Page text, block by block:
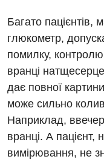
Дитяча
Дитяча урологія
Дитяча хірургія
Педіатрія
Багато пацієнтів,
глюкометр,
помилку,
вранці
дає повної
може сильно
Наприклад,
вранці. А пацієнт,
вимірювання, не